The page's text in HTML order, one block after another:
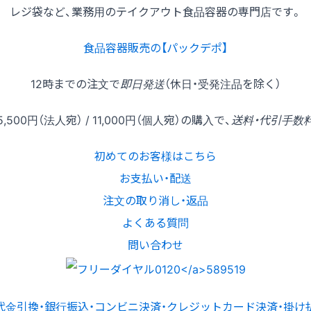
レジ袋など、業務用のテイクアウト食品容器の専門店です。
食品容器販売の【パックデポ】
12時までの注文で即日発送（休日・受発注品を除く）
円（法人宛） / 11,000円（個人宛）の購入で、 送料・代引手数
初めてのお客様はこちら
お支払い・配送
注文の取り消し・返品
よくある質問
問い合わせ